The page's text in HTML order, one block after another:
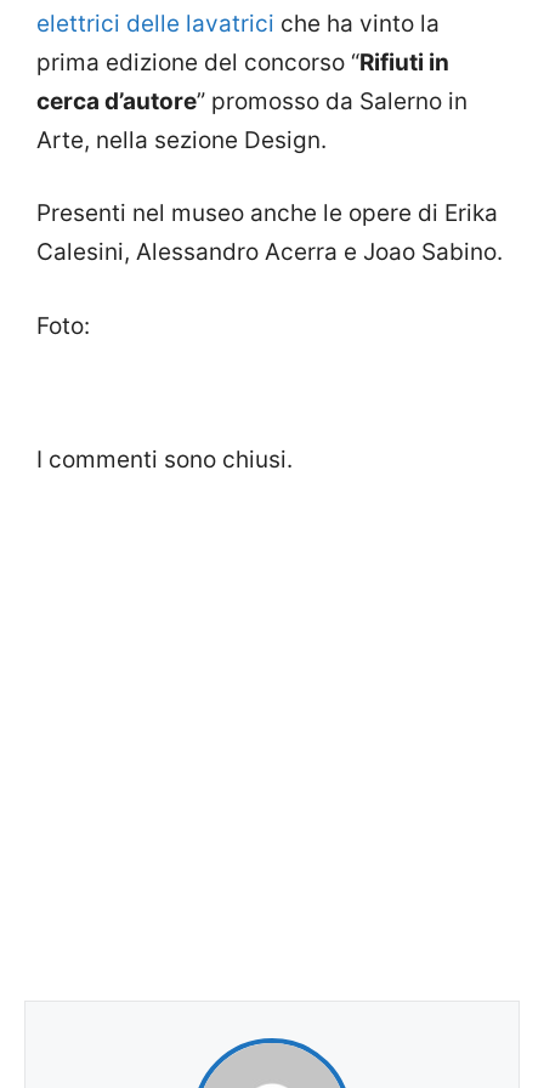
elettrici delle lavatrici che ha vinto la
prima edizione del concorso “Rifiuti in
cerca d’autore” promosso da Salerno in
Arte, nella sezione Design.
Presenti nel museo anche le opere di Erika
Calesini, Alessandro Acerra e Joao Sabino.
Foto:
I commenti sono chiusi.